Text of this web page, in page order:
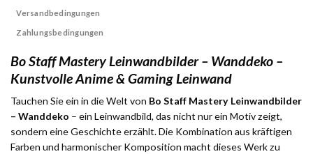
Versandbedingungen
Zahlungsbedingungen
Bo Staff Mastery Leinwandbilder – Wanddeko –
Kunstvolle Anime & Gaming Leinwand
Tauchen Sie ein in die Welt von Bo Staff Mastery Leinwandbilder
– Wanddeko – ein Leinwandbild, das nicht nur ein Motiv zeigt,
sondern eine Geschichte erzählt. Die Kombination aus kräftigen
Farben und harmonischer Komposition macht dieses Werk zu